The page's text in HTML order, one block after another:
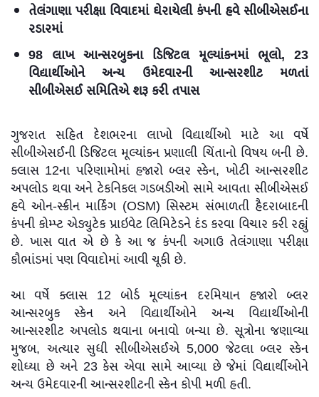
તેલંગાણા પરીક્ષા વિવાદમાં ઘેરાયેલી કંપની હવે સીબીએસઈના
રડારમાં
98 લાખ આન્સરબુકના ડિજિટલ મૂલ્યાંકનમાં ભૂલો, 23
વિદ્યાર્થીઓને અન્ય ઉમેદવારની આન્સરશીટ મળતાં
સીબીએસઈ સમિતિએ શરૂ કરી તપાસ
ગુજરાત સહિત દેશભરના લાખો વિદ્યાર્થીઓ માટે આ વર્ષે
સીબીએસઈની ડિજિટલ મૂલ્યાંકન પ્રણાલી ચિંતાનો વિષય બની છે.
ક્લાસ 12ના પરિણામોમાં હજારો બ્લર સ્કેન, ખોટી આન્સરશીટ
અપલોડ થવા અને ટેકનિકલ ગડબડીઓ સામે આવતા સીબીએસઈ
હવે ઓન-સ્ક્રીન માર્કિંગ (OSM) સિસ્ટમ સંભાળતી હૈદરાબાદની
કંપની કોમ્પ્ટ એડ્યુટેક પ્રાઇવેટ લિમિટેડને દંડ કરવા વિચાર કરી રહ્યું
છે. ખાસ વાત એ છે કે આ જ કંપની અગાઉ તેલંગાણા પરીક્ષા
કૌભાંડમાં પણ વિવાદોમાં આવી ચૂકી છે.
આ વર્ષે ક્લાસ 12 બોર્ડ મૂલ્યાંકન દરમિયાન હજારો બ્લર
આન્સરબુક સ્કેન અને વિદ્યાર્થીઓને અન્ય વિદ્યાર્થીઓની
આન્સરશીટ અપલોડ થવાના બનાવો બન્યા છે. સૂત્રોના જણાવ્યા
મુજબ, અત્યાર સુધી સીબીએસઈએ 5,000 જેટલા બ્લર સ્કેન
શોધ્યા છે અને 23 કેસ એવા સામે આવ્યા છે જેમાં વિદ્યાર્થીઓને
અન્ય ઉમેદવારની આન્સરશીટની સ્કેન કોપી મળી હતી.